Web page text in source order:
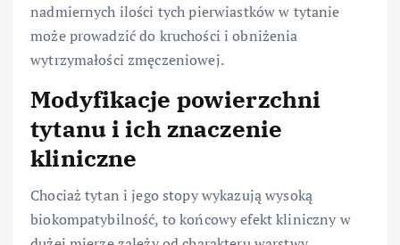
nadmiernych ilości tych pierwiastków w tytanie
może prowadzić do kruchości i obniżenia
wytrzymałości zmęczeniowej.
Modyfikacje powierzchni
tytanu i ich znaczenie
kliniczne
Chociaż tytan i jego stopy wykazują wysoką
biokompatybilność, to końcowy efekt kliniczny w